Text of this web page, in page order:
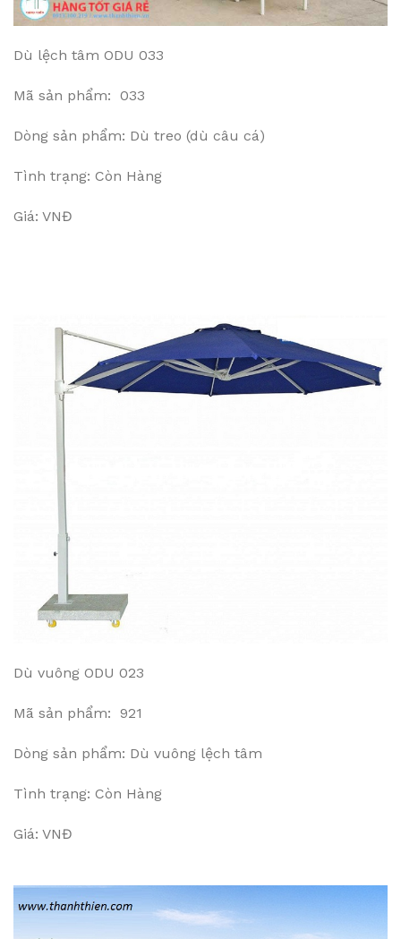
Dù lệch tâm ODU 033
Mã sản phẩm: 033
Dòng sản phẩm: Dù treo (dù câu cá)
Tình trạng: Còn Hàng
Giá: VNĐ
Dù vuông ODU 023
Mã sản phẩm: 921
Dòng sản phẩm: Dù vuông lệch tâm
Tình trạng: Còn Hàng
Giá: VNĐ